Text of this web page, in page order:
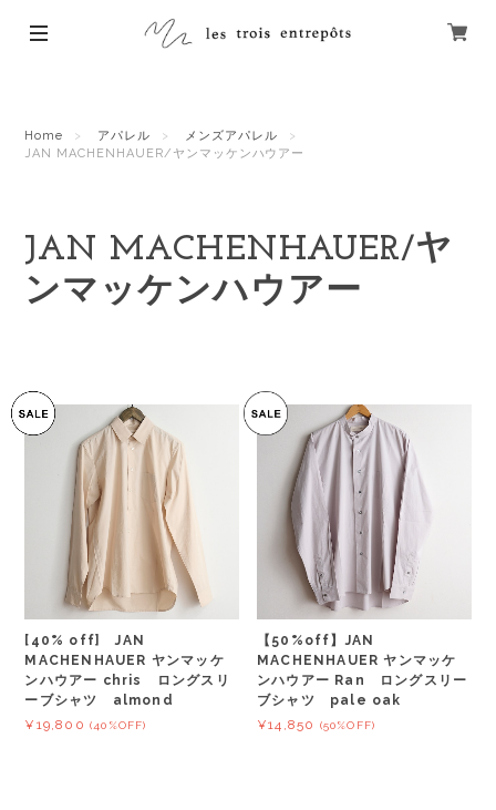
Home アパレル
メンズアパレル
JAN MACHENHAUER/ヤンマッケンハウアー
JAN MACHENHAUER/ヤ
ンマッケンハウアー
[40% off] JAN
MACHENHAUER ヤンマッケ
ンハウアー chris ロングスリ
ーブシャツ almond
¥19,800 (40%OFF)
【50%off】JAN
MACHENHAUER ヤンマッケ
ンハウアー Ran ロングスリー
ブシャツ pale oak
¥14,850
(50%OFF)